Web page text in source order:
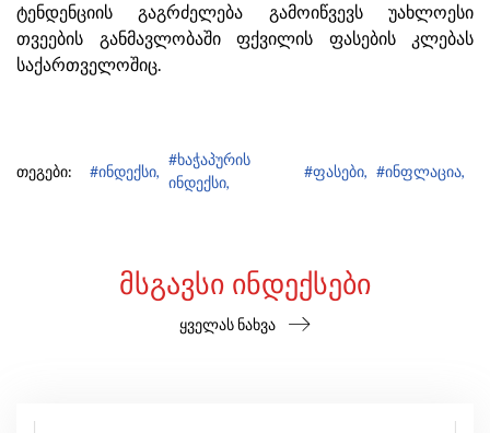
ტენდენციის გაგრძელება გამოიწვევს უახლოესი
თვეების განმავლობაში ფქვილის ფასების კლებას
საქართველოშიც.
თეგები: #ინდექსი,
#ხაჭაპურის
ინდექსი,
#ფასები, #ინფლაცია,
ᲛᲡᲒᲐᲕᲡᲘ ᲘᲜᲓᲔᲥᲡᲔᲑᲘ
ყველას ნახვა